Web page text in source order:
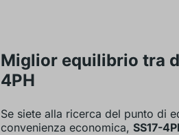
Miglior equilibrio tra
4PH
Se siete alla ricerca del punto di
convenienza economica, SS17-